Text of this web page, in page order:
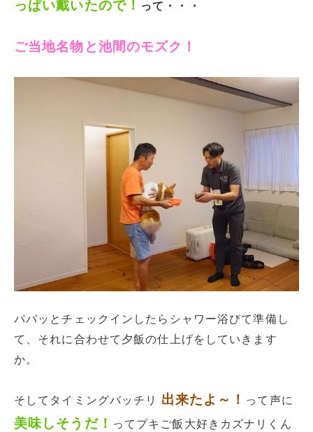
っぱい戴いたので！ って・・・
ご当地名物と池間のモズク！
パパッとチェックインしたらシャワー浴びて準備し
て、それに合わせて夕飯の仕上げをしていきます
か。
そしてタイミングバッチリ 出来たよ～！ って声に
美味しそうだ！ ってプキご飯大好きカズナリくん